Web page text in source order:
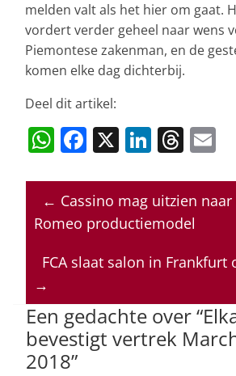
melden valt als het hier om gaat.
vordert verder geheel naar wens
Piemontese zakenman, en de
komen elke dag dichterbij.
Deel dit artikel:
W
at
s
p
p
F
c
e
b
o
o
k
X Li
k
e
n
T
re
a
s
ai
l
← Cassino mag uitzien
Romeo productiemodel
FCA slaat salon in Frankfurt
→
Een gedachte over “
bevestigt vertrek
2018”